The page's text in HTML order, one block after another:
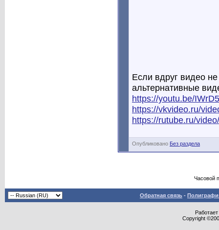
Если вдруг видео
альтернативные
https://youtu.be/
https://vkvideo.ru/
https://rutube.ru/
Опубликовано Без раздела
Часовой
Обратная связь -
Copyright